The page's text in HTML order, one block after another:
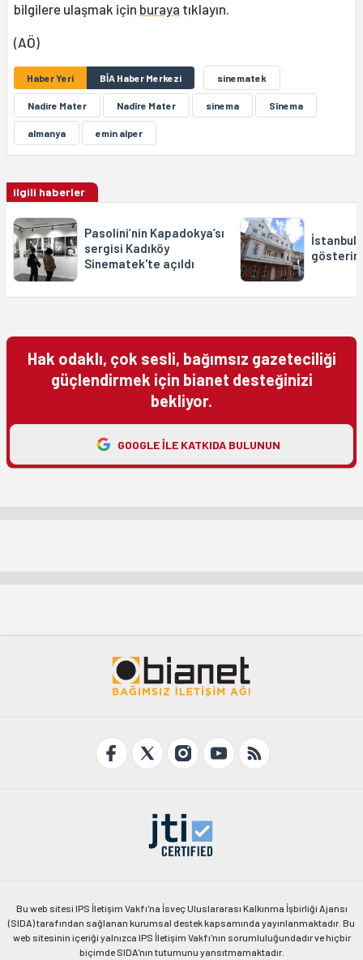
bilgilere ulaşmak için buraya tıklayın.
(AÖ)
Haber Yeri BİA Haber Merkezi sinematek
Nadire Mater Nadîre Mater sinema Sînema
almanya emin alper
ilgili haberler
Pasolini’nin Kapadokya’sı
sergisi Kadıköy
Sinematek'te açıldı
İstanbul
Hak odaklı, çok sesli, bağımsız gazeteciliği
güçlendirmek için bianet desteğinizi
bekliyor.
GOOGLE ILE KATKIDA BULUNUN
Bu web sitesi IPS İletişim Vakfı'na İsveç Uluslararası Kalkınma İşbirliği Ajansı
(SIDA) tarafından sağlanan kurumsal destek kapsamında yayınlanmaktadır. Bu
web sitesinin içeriği yalnızca IPS İletişim Vakfı'nın sorumluluğundadır ve hiçbir
biçimde SIDA'nın tutumunu yansıtmamaktadır.